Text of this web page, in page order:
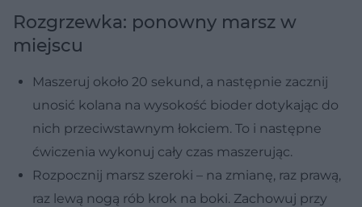
Rozgrzewka: ponowny marsz w
miejscu
Maszeruj około 20 sekund, a następnie zacznij
unosić kolana na wysokość bioder dotykając do
nich przeciwstawnym łokciem. To i następne
ćwiczenia wykonuj cały czas maszerując.
Rozpocznij marsz szeroki – na zmianę, raz prawą,
raz lewą nogą rób krok na boki. Zachowuj przy